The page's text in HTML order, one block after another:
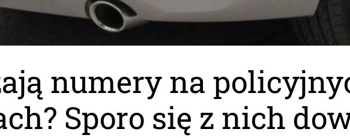
numery na
Sporo się z nich